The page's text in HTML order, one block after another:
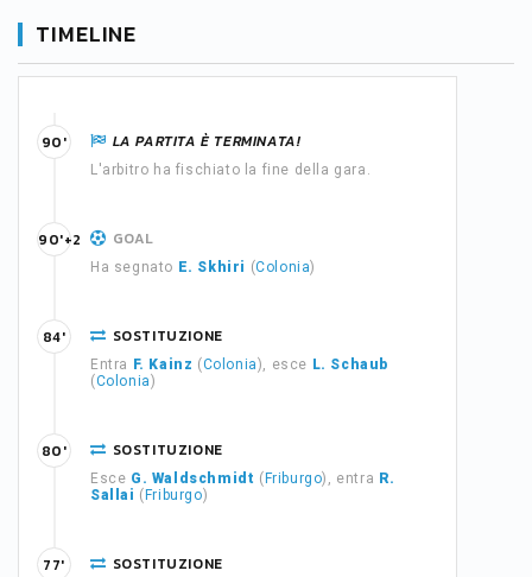
TIMELINE
LA PARTITA È TERMINATA!
L'arbitro ha fischiato la fine della gara.
90'
GOAL
Ha segnato E. Skhiri (Colonia)
90'+2
SOSTITUZIONE
Entra F. Kainz (Colonia), esce L. Schaub
(Colonia)
84'
SOSTITUZIONE
Esce G. Waldschmidt ( Friburgo), entra R.
Sallai ( Friburgo)
80'
SOSTITUZIONE
77'